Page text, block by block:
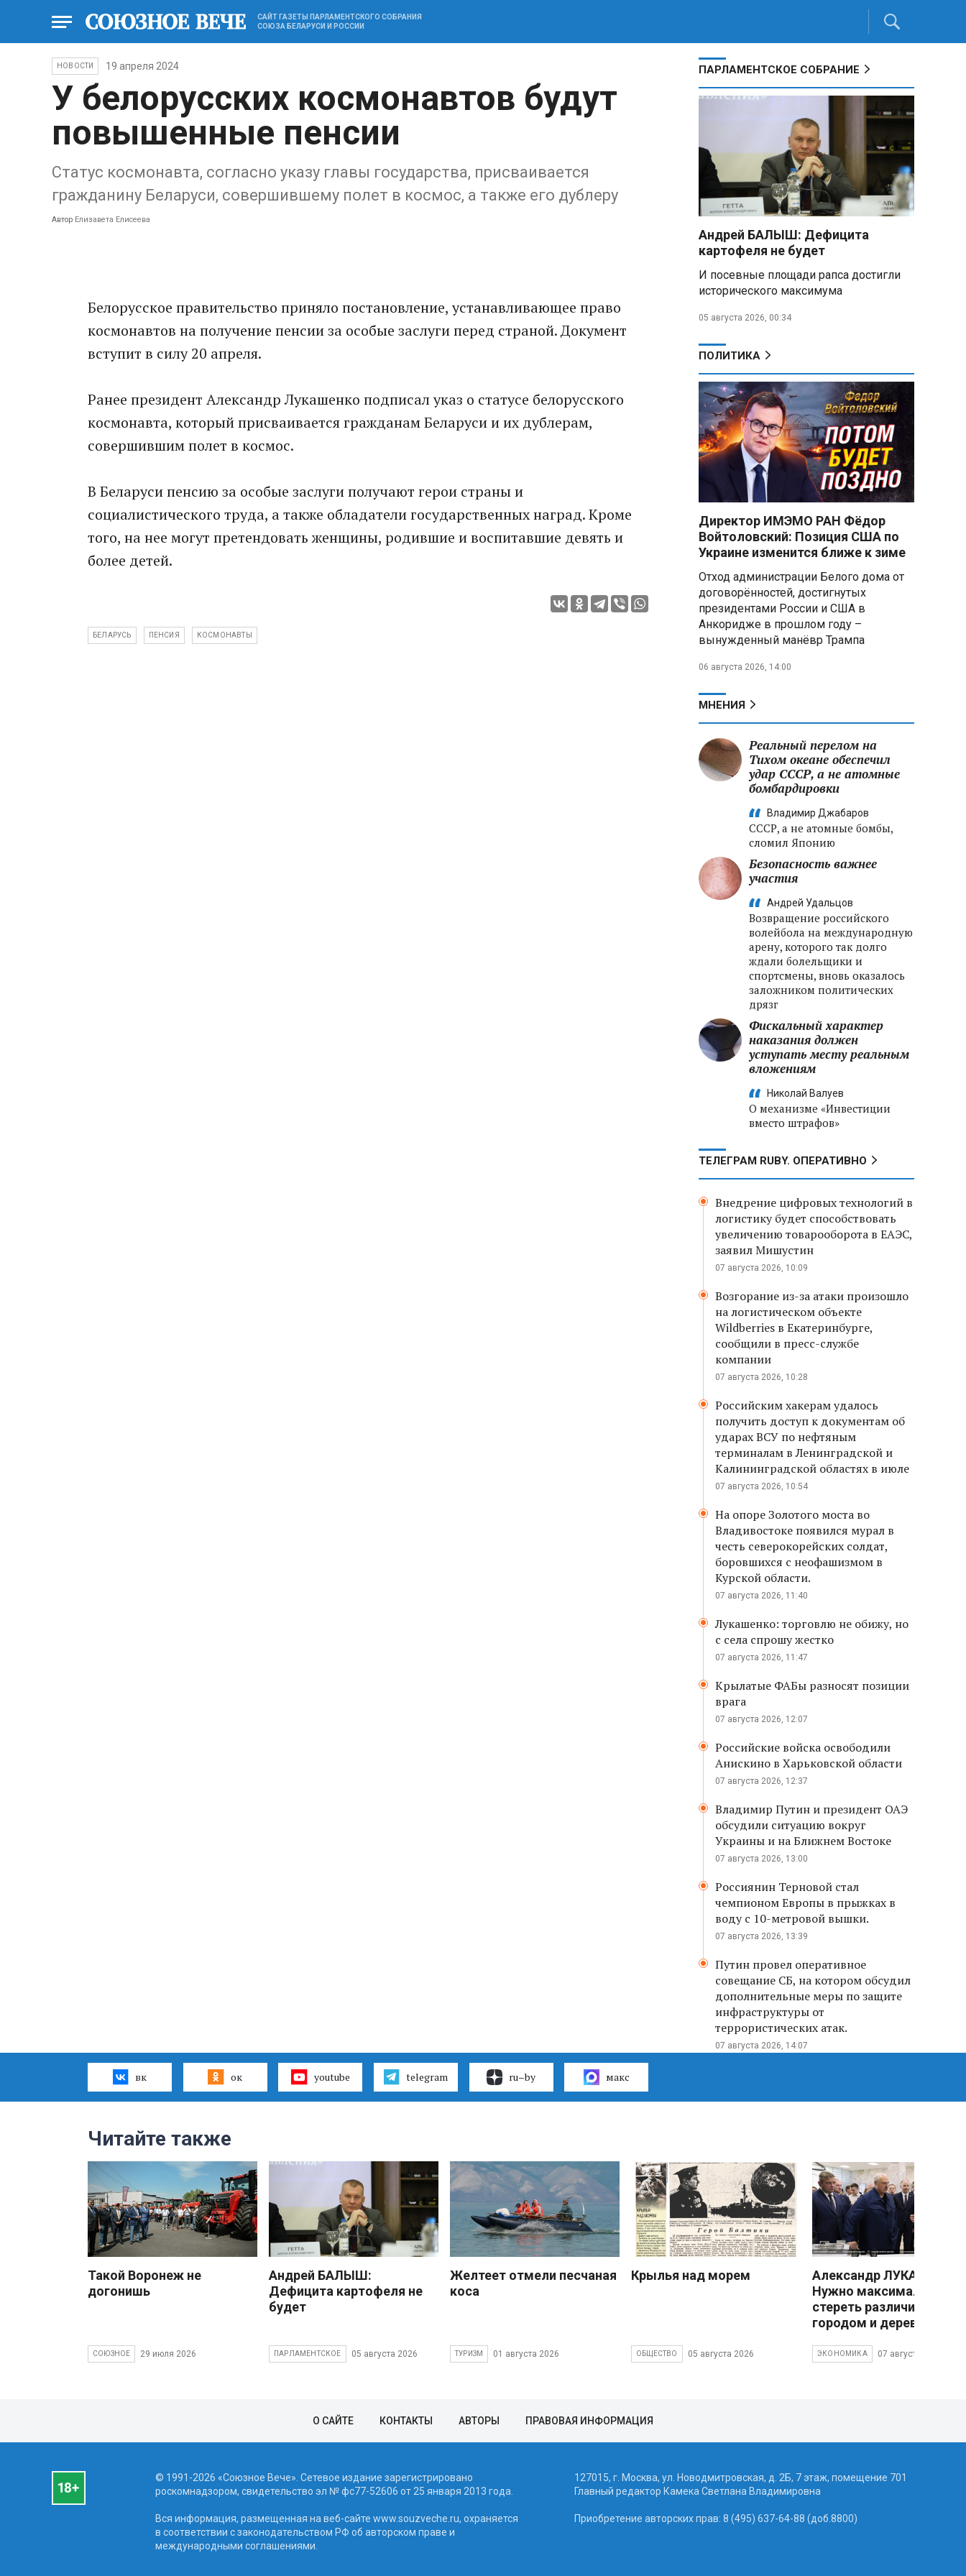
САЙТ ГАЗЕТЫ ПАРЛАМЕНТСКОГО СОБРАНИЯ
СОЮЗА БЕЛАРУСИ И РОССИИ
НОВОСТИ 19 апреля 2024
У белорусских космонавтов будут
повышенные пенсии
Статус космонавта, согласно указу главы государства, присваивается
гражданину Беларуси, совершившему полет в космос, а также его дублеру
Автор Елизавета Елисеева
Белорусское правительство приняло постановление, устанавливающее право
космонавтов на получение пенсии за особые заслуги перед страной. Документ
вступит в силу 20 апреля.
Ранее президент Александр Лукашенко подписал указ о статусе белорусского
космонавта, который присваивается гражданам Беларуси и их дублерам,
совершившим полет в космос.
В Беларуси пенсию за особые заслуги получают герои страны и
социалистического труда, а также обладатели государственных наград. Кроме
того, на нее могут претендовать женщины, родившие и воспитавшие девять и
более детей.
БЕЛАРУСЬ ПЕНСИЯ КОСМОНАВТЫ
ПАРЛАМЕНТСКОЕ СОБРАНИЕ
Андрей БАЛЫШ: Дефицита
картофеля не будет
И посевные площади рапса достигли
исторического максимума
05 августа 2026, 00:34
ПОЛИТИКА
Директор ИМЭМО РАН Фёдор
Войтоловский: Позиция США по
Украине изменится ближе к зиме
Отход администрации Белого дома от
договорённостей, достигнутых
президентами России и США в
Анкоридже в прошлом году –
вынужденный манёвр Трампа
06 августа 2026, 14:00
МНЕНИЯ
Реальный перелом на
Тихом океане обеспечил
удар СССР, а не атомные
бомбардировки
Владимир Джабаров
СССР, а не атомные бомбы,
сломил Японию
Безопасность важнее
участия
Андрей Удальцов
Возвращение российского
волейбола на международную
арену, которого так долго
ждали болельщики и
спортсмены, вновь оказалось
заложником политических
дрязг
Фискальный характер
наказания должен
уступать месту реальным
вложениям
Николай Валуев
О механизме «Инвестиции
вместо штрафов»
ТЕЛЕГРАМ RUBY. ОПЕРАТИВНО
Внедрение цифровых технологий в
логистику будет способствовать
увеличению товарооборота в ЕАЭС,
заявил Мишустин
07 августа 2026, 10:09
Возгорание из-за атаки произошло
на логистическом объекте
Wildberries в Екатеринбурге,
сообщили в пресс-службе
компании
07 августа 2026, 10:28
Российским хакерам удалось
получить доступ к документам об
ударах ВСУ по нефтяным
терминалам в Ленинградской и
Калининградской областях в июле
07 августа 2026, 10:54
На опоре Золотого моста во
Владивостоке появился мурал в
честь северокорейских солдат,
боровшихся с неофашизмом в
Курской области.
07 августа 2026, 11:40
Лукашенко: торговлю не обижу, но
с села спрошу жестко
07 августа 2026, 11:47
Крылатые ФАБы разносят позиции
врага
07 августа 2026, 12:07
Российские войска освободили
Анискино в Харьковской области
07 августа 2026, 12:37
Владимир Путин и президент ОАЭ
обсудили ситуацию вокруг
Украины и на Ближнем Востоке
07 августа 2026, 13:00
Россиянин Терновой стал
чемпионом Европы в прыжках в
воду с 10-метровой вышки.
07 августа 2026, 13:39
Путин провел оперативное
совещание СБ, на котором обсудил
дополнительные меры по защите
инфраструктуры от
террористических атак.
07 августа 2026, 14:07
вк ок youtube telegram ru–by макс
Читайте также
Такой Воронеж не
догонишь
СОЮЗНОЕ 29 июля 2026
Андрей БАЛЫШ:
Дефицита картофеля не
будет
ПАРЛАМЕНТСКОЕ 05 августа 2026
Желтеет отмели песчаная
коса
ТУРИЗМ 01 августа 2026
Крылья над морем
ОБЩЕСТВО 05 августа 2026
Александр
Нужно максимально
стереть различия
городом и деревней
ЭКОНОМИКА 07 августа 2026
О САЙТЕ КОНТАКТЫ АВТОРЫ ПРАВОВАЯ ИНФОРМАЦИЯ
© 1991-2026 «Союзное Вече». Сетевое издание зарегистрировано
роскомнадзором, свидетельство эл № фc77-52606 от 25 января 2013 года.
Вся информация, размещенная на веб-сайте www.souzveche.ru, охраняется
в соответствии с законодательством РФ об авторском праве и
международными соглашениями.
127015, г. Москва, ул. Новодмитровская, д. 2Б, 7 этаж, помещение 701
Главный редактор Камека Светлана Владимировна
Приобретение авторских прав: 8 (495) 637-64-88 (доб.8800)